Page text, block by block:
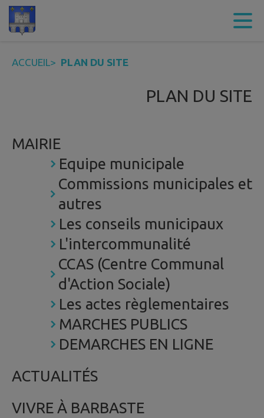
Contenu
ACCUEIL> PLAN DU SITE
PLAN DU SITE
MAIRIE
Equipe municipale
Commissions municipales et
autres
Les conseils municipaux
L'intercommunalité
CCAS (Centre Communal
d'Action Sociale)
Les actes règlementaires
MARCHES PUBLICS
DEMARCHES EN LIGNE
ACTUALITÉS
VIVRE À BARBASTE